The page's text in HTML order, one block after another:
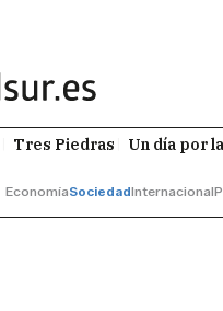
Tres Piedras Un día por
EconomíaSociedadInternacional